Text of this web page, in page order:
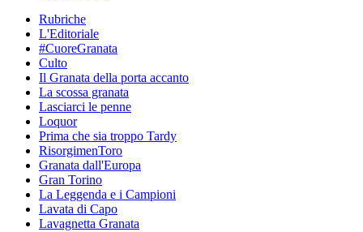
Rubriche
L'Editoriale
#CuoreGranata
Culto
Il Granata della porta accanto
La scossa granata
Lasciarci le penne
Loquor
Prima che sia troppo Tardy
RisorgimenToro
Granata dall'Europa
Gran Torino
La Leggenda e i Campioni
Lavata di Capo
Lavagnetta Granata